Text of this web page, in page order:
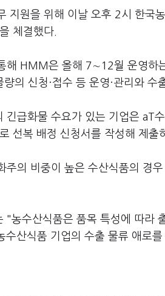
지원을 위해 이날 오후 2시 한국
체결했다.
해 HMM은 올해 7∼12월 운영하
의 신청·접수 등 운영·관리와 수
긴급화물 수요가 있는 기업은 aT
선복 배정 신청서를 작성해 제출
주의 비중이 높은 수산식품의 경
"농수산식품은 품목 특성에 따라
수산식품 기업의 수출 물류 애로